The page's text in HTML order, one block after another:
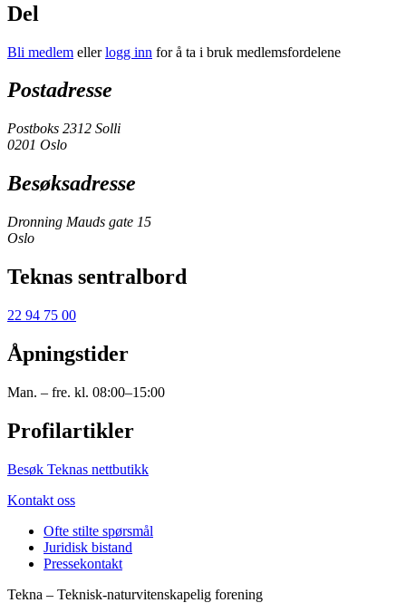
Del
Bli medlem ellerlogg inn for å ta i bruk medlemsfordelene
Postadresse
Postboks 2312 Solli
0201 Oslo
Besøksadresse
Dronning Mauds gate 15
Oslo
Teknas sentralbord
22 94 75 00
Åpningstider
Man. – fre. kl. 08:00–15:00
Profilartikler
Besøk Teknas nettbutikk
Kontakt oss
Ofte stilte spørsmål
Juridisk bistand
Pressekontakt
Tekna – Teknisk-naturvitenskapelig forening